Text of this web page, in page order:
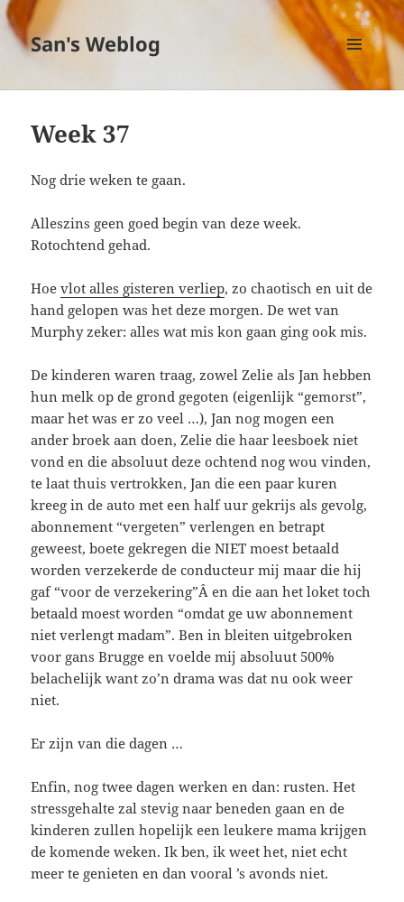
San's Weblog
MENU
EN
Week 37
Nog drie weken te gaan.
Alleszins geen goed begin van deze week.
Rotochtend gehad.
Hoevlot alles gisteren verliep, zo chaotisch en uit de
hand gelopen was het deze morgen. De wet van
Murphy zeker: alles wat mis kon gaan ging ook mis.
De kinderen waren traag, zowel Zelie als Jan hebben
hun melk op de grond gegoten (eigenlijk “gemorst”,
maar het was er zo veel …), Jan nog mogen een
ander broek aan doen, Zelie die haar leesboek niet
vond en die absoluut deze ochtend nog wou vinden,
te laat thuis vertrokken, Jan die een paar kuren
kreeg in de auto met een half uur gekrijs als gevolg,
abonnement “vergeten” verlengen en betrapt
geweest, boete gekregen die NIET moest betaald
worden verzekerde de conducteur mij maar die hij
gaf “voor de verzekering”Â en die aan het loket toch
betaald moest worden “omdat ge uw abonnement
niet verlengt madam”. Ben in bleiten uitgebroken
voor gans Brugge en voelde mij absoluut 500%
belachelijk want zo’n drama was dat nu ook weer
niet.
Er zijn van die dagen …
Enfin, nog twee dagen werken en dan: rusten. Het
stressgehalte zal stevig naar beneden gaan en de
kinderen zullen hopelijk een leukere mama krijgen
de komende weken. Ik ben, ik weet het, niet echt
meer te genieten en dan vooral ’s avonds niet.